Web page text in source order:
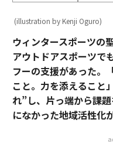
(illustration by Kenji Oguro)
ウィンタースポーツの
アウトドアスポーツで
フーの支援があった。
こと。力を添えること
れ”し、片っ端から課
になかった地域活性化